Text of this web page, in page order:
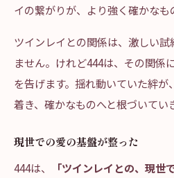
イの繋がりが、より強く確かなも
ツインレイとの関係は、激しい
ません。けれど444は、その関係
を告げます。揺れ動いていた絆
着き、確かなものへと根づいてい
現世での愛の基盤が整った
444は、
「ツインレイとの、現世